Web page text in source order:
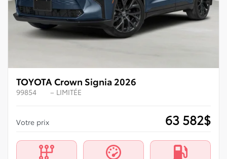
TOYOTA Crown Signia 2026
99854 – LIMITÉE
Votre prix 63 582$